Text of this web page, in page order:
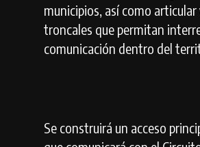
municipios, así como
troncales que permitan
comunicación dentro del
Se construirá un acceso